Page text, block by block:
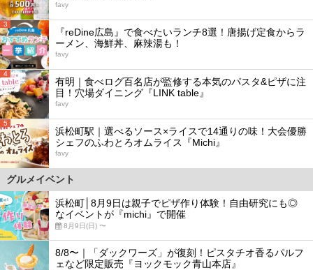
favy
3
『reDine広島』で食べたいランチ8選！唐揚げ定食からラ
ーメン、海鮮丼、麻辣湯も！
favy
4
有明｜食べログ百名店が監修する本気のパスタ&ピザに注
目！穴場ダイニング『LINK table』
favy
5
浜松町駅｜選べるソース×ライスで14通りの味！大会優勝
シェフのふわとろオムライス『Michi』
favy
グルメイベント
浜松町│8月9日は親子でピザ作り体験！自由研究にも◎
なイベントが『michi』で開催
8月9日(日) 〜
8/8〜｜「ダックワーズ」が復刻！ピスタチオ香るパルフ
ェなど限定販売『ヨックモック青山本店』